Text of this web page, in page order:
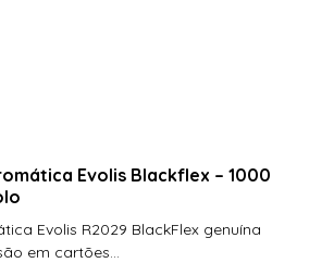
Assa Abloy | Leitor De Proximidade R10
Assa Abloy | Leitor De Proximidade R10
Evolis Blackflex – 1000
Evolis R2029 BlackFlex genuína
em cartões...